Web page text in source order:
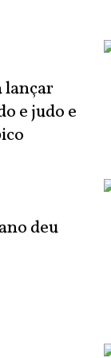
lançar
e judo e
deu